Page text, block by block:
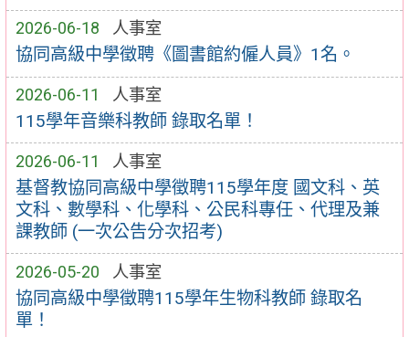
2026-06-18 人事室
協同高級中學徵聘《圖書館約僱人員》1名。
2026-06-11 人事室
115學年音樂科教師 錄取名單！
2026-06-11 人事室
基督教協同高級中學徵聘115學年度 國文科、英
文科、數學科、化學科、公民科專任、代理及兼
課教師 (一次公告分次招考)
2026-05-20 人事室
協同高級中學徵聘115學年生物科教師 錄取名
單！